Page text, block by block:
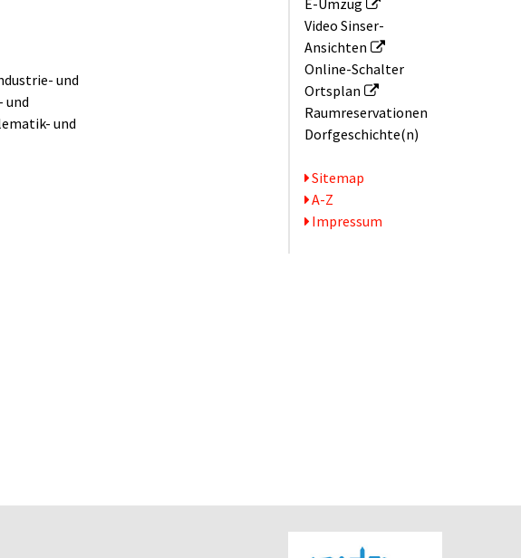
Video Sinser-
Ansichten
Online-Schalter
Ortsplan
Raum­reservationen
Dorfgeschichte(n)
Serviceseiten
Sitemap
A-Z
Impressum
und
und
und